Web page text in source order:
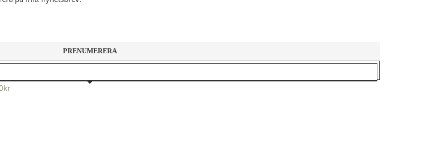
kr